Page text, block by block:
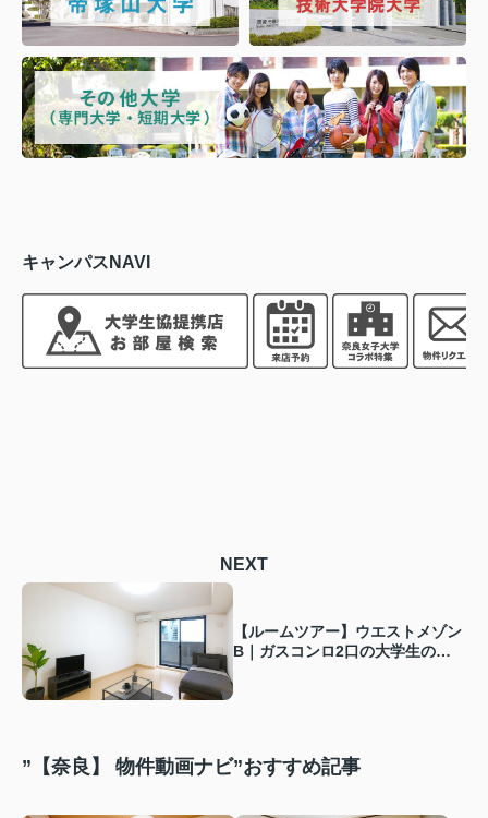
キャンパスNAVI
NEXT
【ルームツアー】ウエストメゾン
B｜ガスコンロ2口の大学生の一
”【奈良】 物件動画ナビ”おすすめ記事